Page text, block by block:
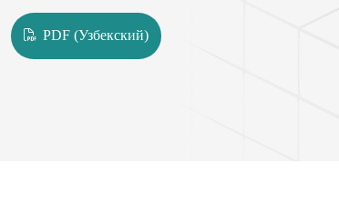
PDF (Узбекский)